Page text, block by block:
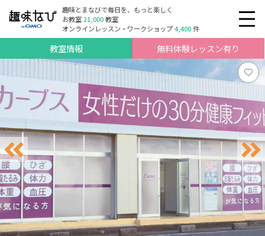
趣味とまなびで毎日を、もっと楽しく
お教室21,000教室
オンラインレッスン・ワークショップ4,400件
教室情報 無料体験レッスン有り